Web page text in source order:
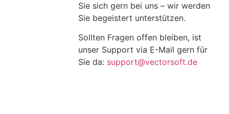
Sie sich gern bei uns – wir werden
Sie begeistert unterstützen.
Sollten Fragen offen bleiben, ist
unser Support via E-Mail gern für
Sie da: support@vectorsoft.de